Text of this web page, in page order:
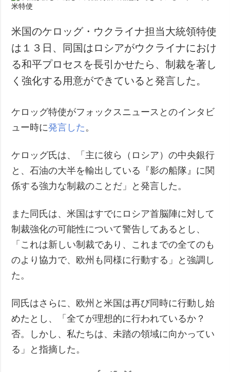
防衛
社会・文化
スポーツ
犯罪
事故・緊急事態
特集
インタビュー
動画
購読
米国のケロッグ・ウクライナ担当大統領特使
は１３日、同国はロシアがウクライナにおけ
る和平プロセスを長引かせたら、制裁を著し
く強化する用意ができていると発言した。
ケロッグ特使がフォックスニュースとのインタビ
ュー時に発言した 。
ケロッグ氏は、「主に彼ら（ロシア）の中央銀行
と、石油の大半を輸出している『影の船隊』に関
係する強力な制裁のことだ」と発言した。
また同氏は、米国はすでにロシア首脳陣に対して
制裁強化の可能性について警告してあるとし、
「これは新しい制裁であり、これまでの全てのも
のより協力で、欧州も同様に行動する」と強調し
た。
同氏はさらに、欧州と米国は再び同時に行動し始
めたとし、「全てが理想的に行われているか？
否。しかし、私たちは、未踏の領域に向かってい
る」と指摘した。